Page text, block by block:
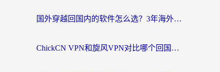
国外穿越回国内的软件怎么选？3年海外党亲测实用指南，告别地域限制
ChickCN VPN和旋风VPN对比哪个回国效果更好？海外党实测回国内网神器指南